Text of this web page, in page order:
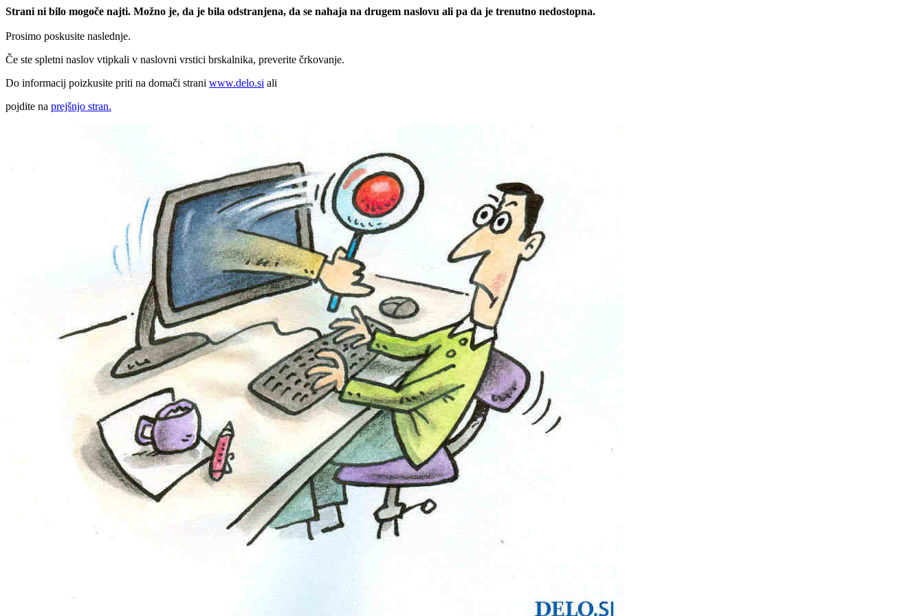
Strani ni bilo mogoče najti. Možno je, da je bila odstranjena, da se nahaja na drugem naslovu ali pa da je trenutno nedostopna.
Prosimo poskusite naslednje.
Če ste spletni naslov vtipkali v naslovni vrstici brskalnika, preverite črkovanje.
Do informacij poizkusite priti na domači strani www.delo.si ali
pojdite na prejšnjo stran.